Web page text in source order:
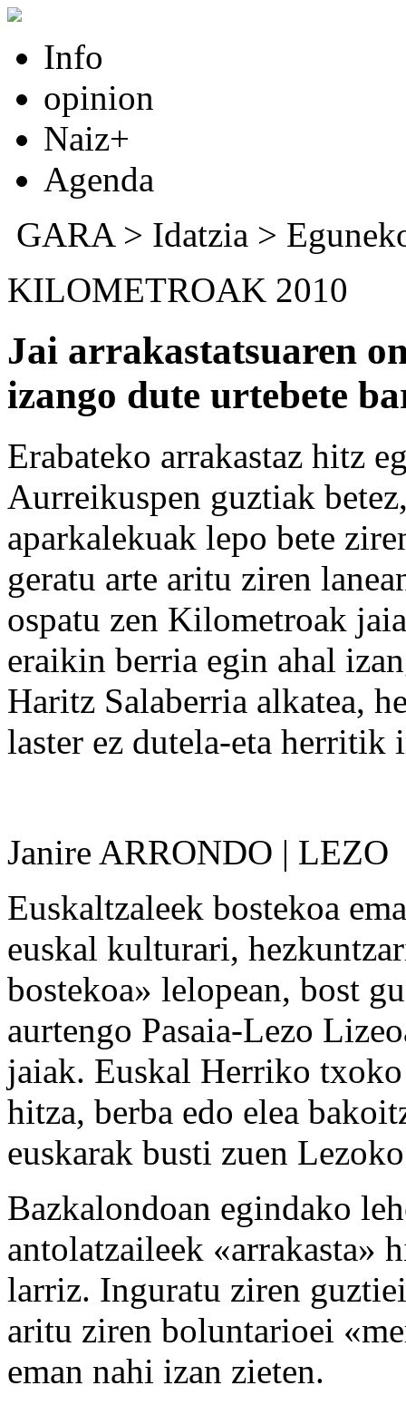
Info
opinion
Naiz+
Agenda
GARA> Idatzia >
KILOMETROAK 2010
Jai arrakastatsuaren
izango dute urtebete
Erabateko arrakastaz hitz
Aurreikuspen guztiak
aparkalekuak lepo bete
geratu arte aritu ziren
ospatu zen Kilometroak
eraikin berria egin ahal
Haritz Salaberria alkatea,
laster ez dutela-eta herritik
Janire ARRONDO | LEZO
Euskaltzaleek bostekoa
euskal kulturari,
bostekoa» lelopean, bost
aurtengo Pasaia-Lezo
jaiak. Euskal Herriko
hitza, berba edo elea
euskarak busti zuen
Bazkalondoan egindako
antolatzaileek «arrakasta»
larriz. Inguratu ziren
aritu ziren boluntarioei
eman nahi izan zieten.